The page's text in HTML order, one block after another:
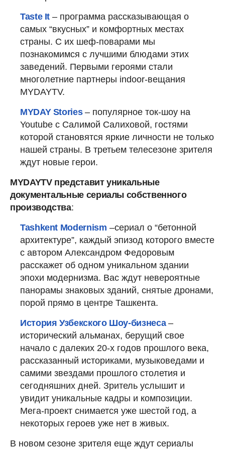
Taste It – программа рассказывающая о
самых “вкусных” и комфортных местах
страны. С их шеф-поварами мы
познакомимся с лучшими блюдами этих
заведений. Первыми героями стали
многолетние партнеры indoor-вещания
MYDAYTV.
MYDAY Stories– популярное ток-шоу на
Youtube с Салимой Салиховой, гостями
которой становятся яркие личности не только
нашей страны. В третьем телесезоне зрителя
ждут новые герои.
MYDAYTV представит уникальные
документальные сериалы собственного
производства:
Tashkent Modernism –сериал о “бетонной
архитектуре”, каждый эпизод которого вместе
с автором Александром Федоровым
расскажет об одном уникальном здании
эпохи модернизма. Вас ждут невероятные
панорамы знаковых зданий, снятые дронами,
порой прямо в центре Ташкента.
История Узбекского Шоу-бизнеса–
исторический альманах, берущий свое
начало с далеких 20-х годов прошлого века,
рассказанный историками, музыковедами и
самими звездами прошлого столетия и
сегодняшних дней. Зритель услышит и
увидит уникальные кадры и композиции.
Мега-проект снимается уже шестой год, а
некоторых героев уже нет в живых.
В новом сезоне зрителя еще ждут сериалы